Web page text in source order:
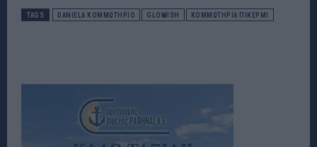
TAGS DANIELA ΚΟΜΜΩΤΗΡΙΟ GLOWISH ΚΟΜΜΩΤΗΡΙΑ ΠΙΚΕΡΜΙ